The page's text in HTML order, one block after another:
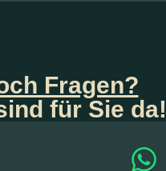
Fragen?
für Sie da!